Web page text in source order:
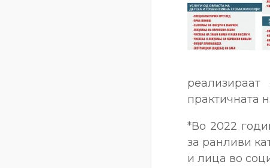
практичната
*Во 2022
за ранливи
и лица во